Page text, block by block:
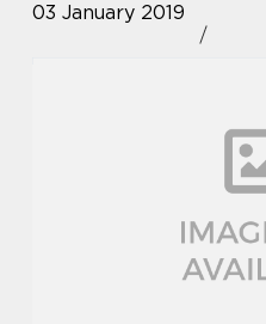
03 January 2019